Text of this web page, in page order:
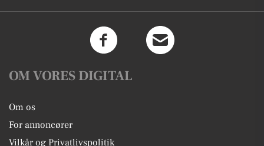
OM VORES DIGITAL
Om os
For annoncører
Vilkår og Privatlivspolitik